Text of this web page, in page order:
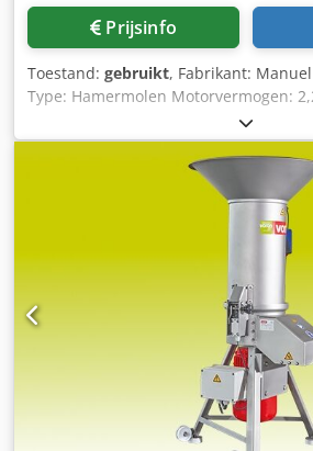
Prijsinfo
Toestand: gebruikt, Fabrikant:
Type: Hamermolen Motorvermogen:
Chsdpfxsyhhw Eo Aanoa Zeef: 2 mm
50 x 45 x 125 cm Gewicht: 40 kg